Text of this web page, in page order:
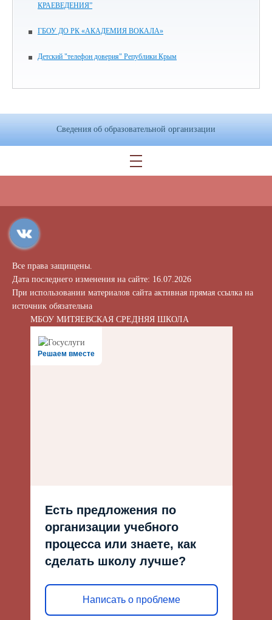
КРАЕВЕДЕНИЯ”
ГБОУ ДО РК «АКАДЕМИЯ ВОКАЛА»
Детский "телефон доверия" Републики Крым
Сведения об образовательной организации
Все права защищены.
Дата последнего изменения на сайте: 16.07.2026
При использовании материалов сайта активная прямая ссылка на
источник обязательна
МБОУ МИТЯЕВСКАЯ СРЕДНЯЯ ШКОЛА
Решаем вместе
Есть предложения по
организации учебного
процесса или знаете, как
сделать школу лучше?
Написать о проблеме